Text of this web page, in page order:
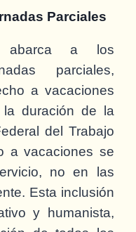
Parciales
abarca a los
parciales,
a vacaciones
duración de la
del Trabajo
a vacaciones se
no en las
Esta inclusión
y humanista,